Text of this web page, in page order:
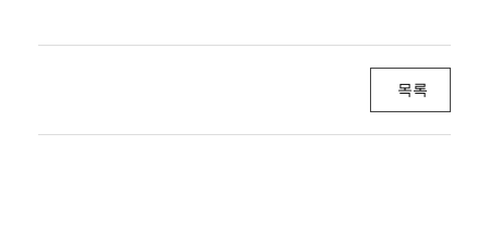
목록